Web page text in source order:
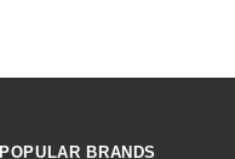
POPULAR BRANDS